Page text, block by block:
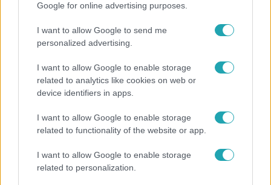
Google for online advertising purposes.
I want to allow Google to send me
personalized advertising.
I want to allow Google to enable storage
related to analytics like cookies on web or
device identifiers in apps.
I want to allow Google to enable storage
related to functionality of the website or app.
I want to allow Google to enable storage
related to personalization.
egész nap megy a klíma